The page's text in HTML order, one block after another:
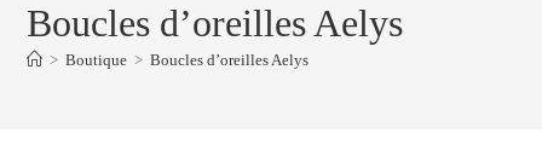
Boucles d’oreilles Aelys
> Boutique > Boucles d’oreilles Aelys